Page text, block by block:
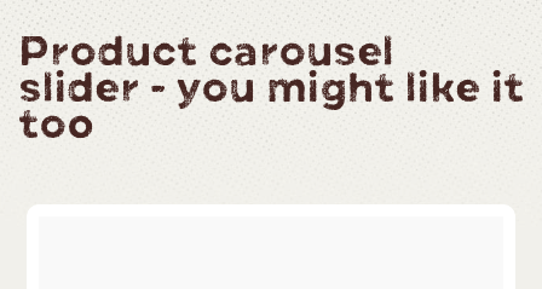
Product carousel
slider - you might like it
too